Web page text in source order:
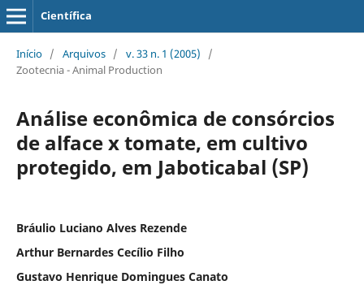
Científica
Início / Arquivos / v. 33 n. 1 (2005)
/
Zootecnia - Animal Production
Análise econômica de consórcios
de alface x tomate, em cultivo
protegido, em Jaboticabal (SP)
Bráulio Luciano Alves Rezende
Arthur Bernardes Cecílio Filho
Gustavo Henrique Domingues Canato